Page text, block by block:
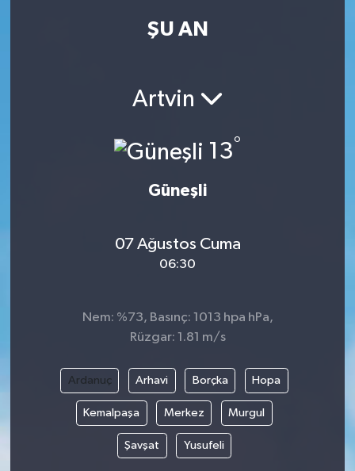
ŞU AN
Artvin
13°
Güneşli
07 Ağustos Cuma
06:30
Nem: %73, Basınç: 1013 hpa hPa,
Rüzgar: 1.81 m/s
Ardanuç Arhavi Borçka Hopa
Kemalpaşa Merkez Murgul
Şavşat Yusufeli